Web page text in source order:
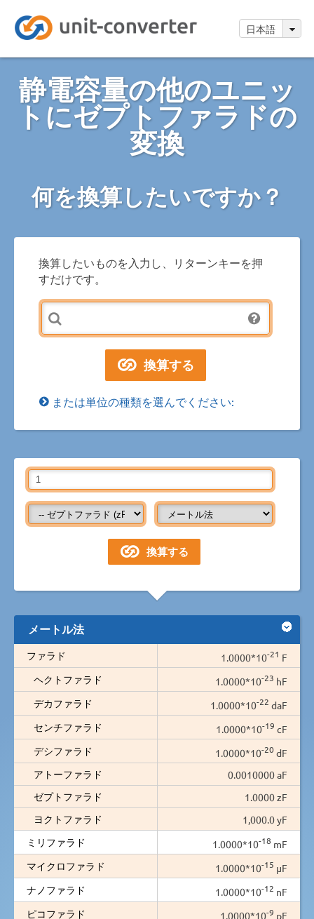
日本語
静電容量の他のユニッ
トにゼプトファラドの
変換
何を換算したいですか？
換算したいものを入力し、リターンキーを押
すだけです。
または単位の種類を選んでください:
メートル法
ファラド 1.0000*10-21 F
ヘクトファラド
1.0000*10-23 hF
デカファラド
1.0000*10-22 daF
センチファラド
1.0000*10-19 cF
デシファラド
1.0000*10-20 dF
アトーファラド
0.0010000 aF
ゼプトファラド
1.0000 zF
ヨクトファラド
1,000.0 yF
ミリファラド
1.0000*10-18 mF
マイクロファラド
1.0000*10-15 µF
ナノファラド
1.0000*10-12 nF
ピコファラド
1.0000*10-9 pF